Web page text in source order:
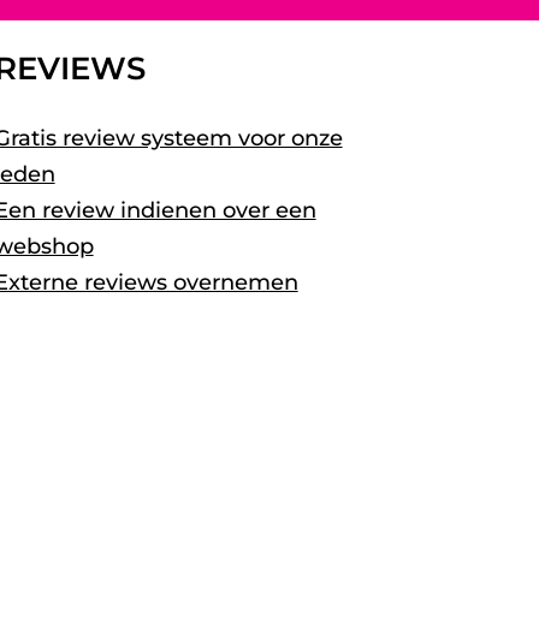
review systeem voor onze
review indienen over een
reviews overnemen